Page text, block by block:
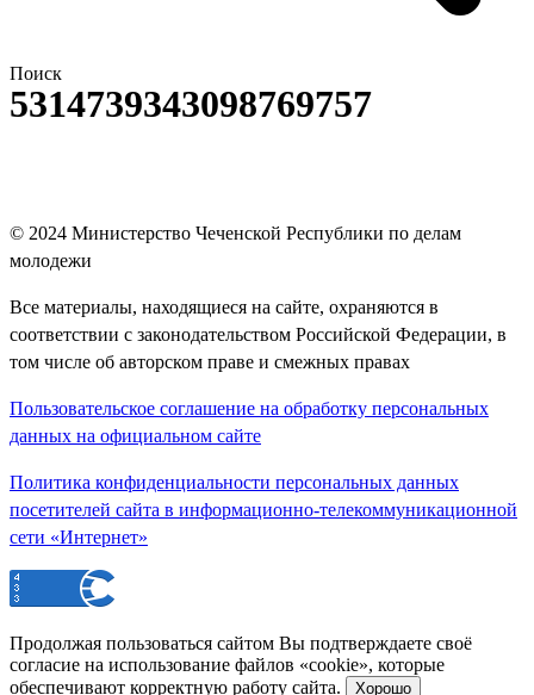
Поиск
5314739343098769757
© 2024 Министерство Чеченской Республики по делам
молодежи
Все материалы, находящиеся на сайте, охраняются в
соответствии с законодательством Российской Федерации, в
том числе об авторском праве и смежных правах
Пользовательское соглашение на обработку персональных
данных на официальном сайте
Политика конфиденциальности персональных данных
посетителей сайта в информационно-телекоммуникационной
сети «Интернет»
Продолжая пользоваться сайтом Вы подтверждаете своё
согласие на использование файлов «cookie», которые
обеспечивают корректную работу сайта.
Хорошо